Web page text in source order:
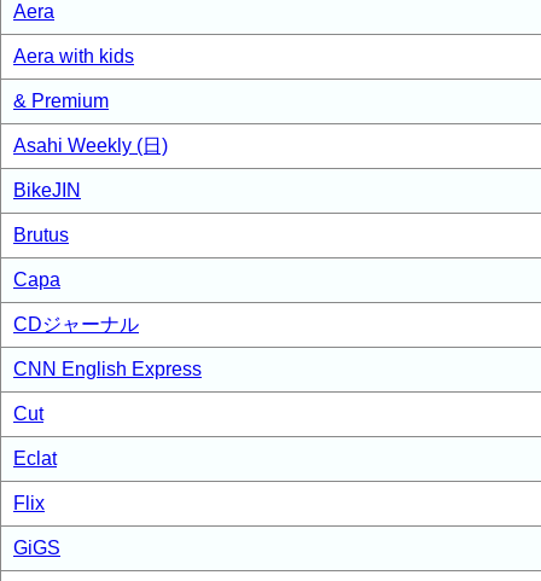
Aera
Aera with kids
& Premium
Asahi Weekly (日)
BikeJIN
Brutus
Capa
CDジャーナル
CNN English Express
Cut
Eclat
Flix
GiGS